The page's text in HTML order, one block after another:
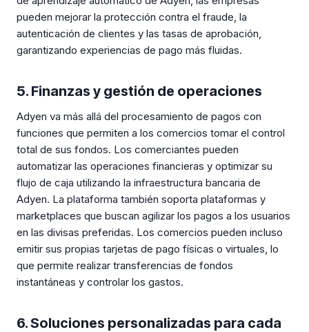
pueden mejorar la protección contra el fraude, la
autenticación de clientes y las tasas de aprobación,
garantizando experiencias de pago más fluidas.
5. Finanzas y gestión de operaciones
Adyen va más allá del procesamiento de pagos con
funciones que permiten a los comercios tomar el control
total de sus fondos. Los comerciantes pueden
automatizar las operaciones financieras y optimizar su
flujo de caja utilizando la infraestructura bancaria de
Adyen. La plataforma también soporta plataformas y
marketplaces que buscan agilizar los pagos a los usuarios
en las divisas preferidas. Los comercios pueden incluso
emitir sus propias tarjetas de pago físicas o virtuales, lo
que permite realizar transferencias de fondos
instantáneas y controlar los gastos.
6. Soluciones personalizadas para cada